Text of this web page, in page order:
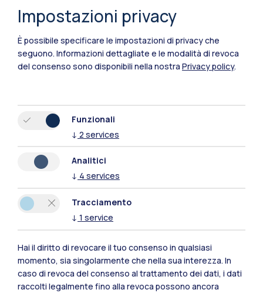
Polimi Community
Tutti i siti dell’ecosistema
Residenze Frontiere
Impostazioni privacy
È possibile specificare le impostazioni di privacy che
seguono. Informazioni dettagliate e le modalità di revoca
del consenso sono disponibili nella nostra Privacy policy.
Funzionali
↓ 2 services
Analitici
↓ 4 services
Tracciamento
↓ 1 service
Hai il diritto di revocare il tuo consenso in qualsiasi
momento, sia singolarmente che nella sua interezza. In
caso di revoca del consenso al trattamento dei dati, i dati
raccolti legalmente fino alla revoca possono ancora